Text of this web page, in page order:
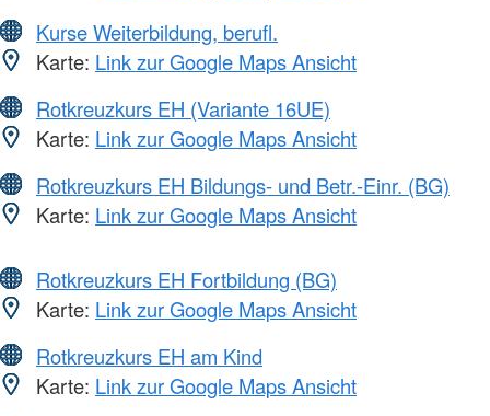
Kurse Weiterbildung, berufl.
Karte: Link zur Google Maps Ansicht
Rotkreuzkurs EH (Variante 16UE)
Karte: Link zur Google Maps Ansicht
Rotkreuzkurs EH Bildungs- und Betr.-Einr. (BG)
Karte: Link zur Google Maps Ansicht
Rotkreuzkurs EH Fortbildung (BG)
Karte: Link zur Google Maps Ansicht
Rotkreuzkurs EH am Kind
Karte: Link zur Google Maps Ansicht